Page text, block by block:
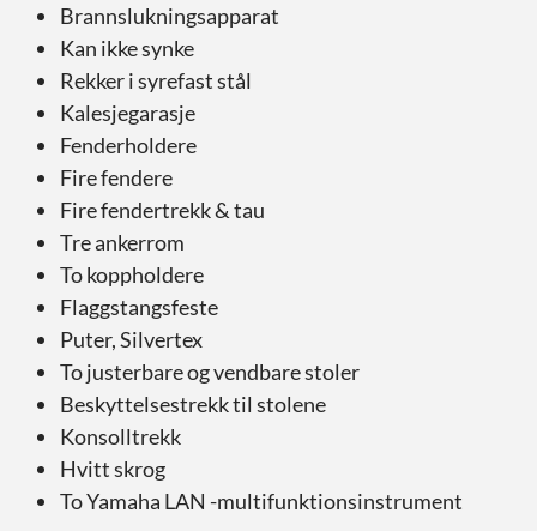
Brannslukningsapparat
Kan ikke synke
Rekker i syrefast stål
Kalesjegarasje
Fenderholdere
Fire fendere
Fire fendertrekk & tau
Tre ankerrom
To koppholdere
Flaggstangsfeste
Puter, Silvertex
To justerbare og vendbare stoler
Beskyttelsestrekk til stolene
Konsolltrekk
Hvitt skrog
To Yamaha LAN -multifunktionsinstrument